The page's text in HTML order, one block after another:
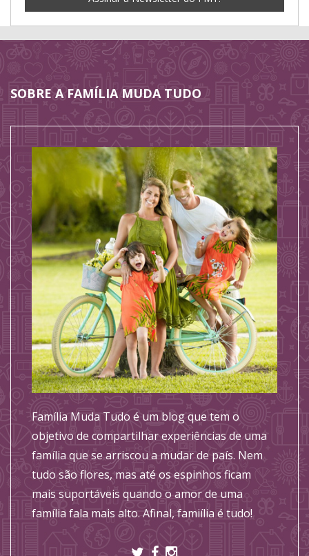
SOBRE A FAMÍLIA MUDA TUDO
Família Muda Tudo é um blog que tem o
objetivo de compartilhar experiências de uma
família que se arriscou a mudar de país. Nem
tudo são flores, mas até os espinhos ficam
mais suportáveis quando o amor de uma
família fala mais alto. Afinal, famiília é tudo!